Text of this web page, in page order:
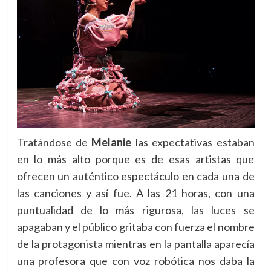
Tratándose de Melanie las expectativas estaban
en lo más alto porque es de esas artistas que
ofrecen un auténtico espectáculo en cada una de
las canciones y así fue. A las 21 horas, con una
puntualidad de lo más rigurosa, las luces se
apagaban y el público gritaba con fuerza el nombre
de la protagonista mientras en la pantalla aparecía
una profesora que con voz robótica nos daba la